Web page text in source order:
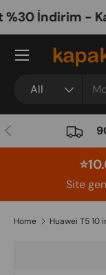
Skip to content
İndirim -
All
Menu
Previous
Site
Home Huawei T5 10